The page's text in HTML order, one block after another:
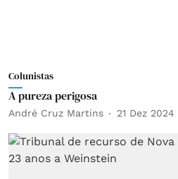
Colunistas
A pureza perigosa
André Cruz Martins 21 Dez 2024